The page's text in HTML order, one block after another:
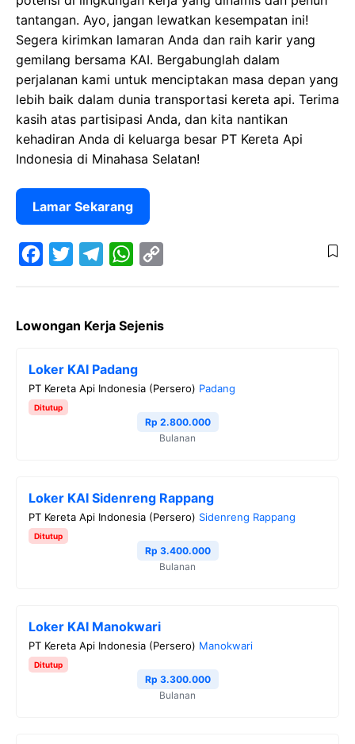
tantangan. Ayo, jangan lewatkan kesempatan ini!
Segera kirimkan lamaran Anda dan raih karir yang
gemilang bersama KAI. Bergabunglah dalam
perjalanan kami untuk menciptakan masa depan yang
lebih baik dalam dunia transportasi kereta api. Terima
kasih atas partisipasi Anda, dan kita nantikan
kehadiran Anda di keluarga besar PT Kereta Api
Indonesia di Minahasa Selatan!
Lamar Sekarang
c
i
t
e
r
l
g
r
a
s
A
p
i
n
Lowongan Kerja Sejenis
Loker KAI Padang
PT Kereta Api Indonesia (Persero) Padang
Ditutup
Rp 2.800.000
Bulanan
Loker KAI Sidenreng Rappang
PT Kereta Api Indonesia (Persero) Sidenreng Rappang
Ditutup
Rp 3.400.000
Bulanan
Loker KAI Manokwari
PT Kereta Api Indonesia (Persero) Manokwari
Ditutup
Rp 3.300.000
Bulanan